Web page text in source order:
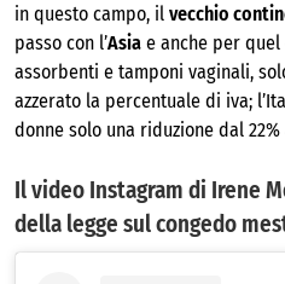
in questo campo, il vecchio
passo con l’Asia e anche per
assorbenti e tamponi vaginali,
azzerato la percentuale di iva;
donne solo una riduzione dal 22%
Il video Instagram di Irene
della legge sul congedo